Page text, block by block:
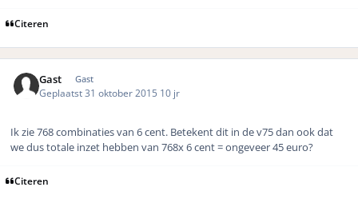
Citeren
Gast Gast
Geplaatst 31 oktober 2015 10 jr
Ik zie 768 combinaties van 6 cent. Betekent dit in de v75 dan ook dat
we dus totale inzet hebben van 768x 6 cent = ongeveer 45 euro?
Citeren